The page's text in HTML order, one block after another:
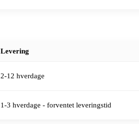
Levering
2-12 hverdage
1-3 hverdage - forventet leveringstid